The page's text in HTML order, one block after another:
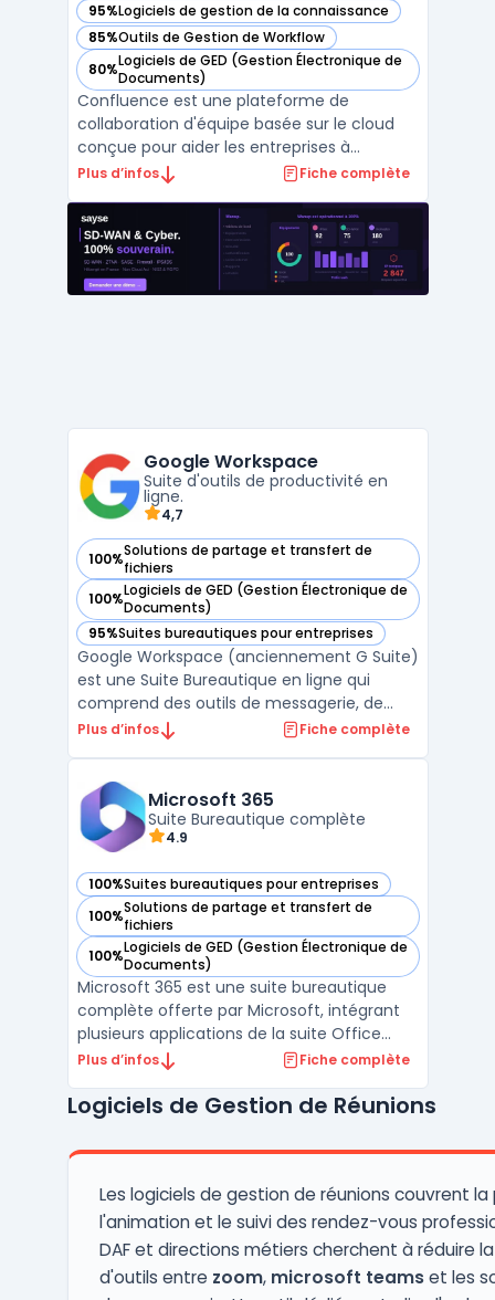
95%Logiciels de gestion de la connaissance
— voir Confluence dans cette catégorie
85%Outils de Gestion de Workflow
— voir Confluence dans cette catégorie
80%Logiciels de GED (Gestion Électronique de
Documents)
— voir Confluence dans cette catégorie
Confluence est une plateforme de
collaboration d'équipe basée sur le cloud
conçue pour aider les entreprises à
organiser et à gérer leur contenu. Elle
retrouver des documents, et elle comprend
des fonctionnalités de Gestion Electronique
de Documents (GED) et de c ...
Plus d’infos Fiche complète
Google Workspace
Suite d'outils de productivité en
ligne.
4,7
100%Solutions de partage et transfert de
fichiers
— voir Google Workspace dans cette catégorie
100%Logiciels de GED (Gestion Électronique de
Documents)
— voir Google Workspace dans cette catégorie
95%Suites bureautiques pour entreprises
— voir Google Workspace dans cette catégorie
Google Workspace (anciennement G Suite)
est une Suite Bureautique en ligne qui
comprend des outils de messagerie, de
stockage, de partage et de collaboration.
documents, des feuilles de calcul et des
présentations. Les ou ...
Plus d’infos Fiche complète
Microsoft 365
Suite Bureautique complète
4.9
100%Suites bureautiques pour entreprises
— voir Microsoft 365 dans cette catégorie
100%Solutions de partage et transfert de
fichiers
— voir Microsoft 365 dans cette catégorie
100%Logiciels de GED (Gestion Électronique de
Documents)
— voir Microsoft 365 dans cette catégorie
Microsoft 365 est une suite bureautique
complète offerte par Microsoft, intégrant
plusieurs applications de la suite Office
telles que Word, Excel, PowerPoint, et
favorisent la productivité des entreprises et
365 prop ...
Plus d’infos Fiche complète
Logiciels de Gestion de Réunions
Les logiciels de gestion de réunions couvrent
l'animation et le suivi des rendez-vous
DAF et directions métiers cherchent à réduire
d'outils entre zoom, microsoft teamset les